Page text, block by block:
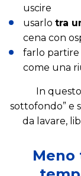
uscire
usarlo tra
cena con
farlo partire
come una
In
sottofondo” e
da lavare,
Meno